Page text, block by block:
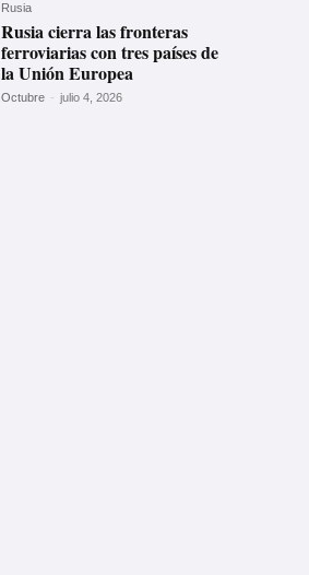
Rusia
Rusia cierra las fronteras
ferroviarias con tres países de
la Unión Europea
Octubre - julio 4, 2026